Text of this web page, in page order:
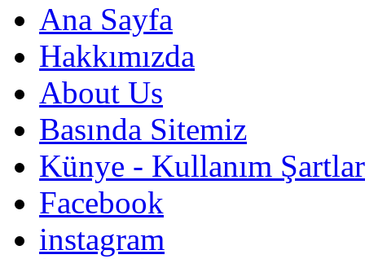
Ana Sayfa
Hakkımızda
About Us
Basında Sitemiz
Künye - Kullanım
Facebook
instagram